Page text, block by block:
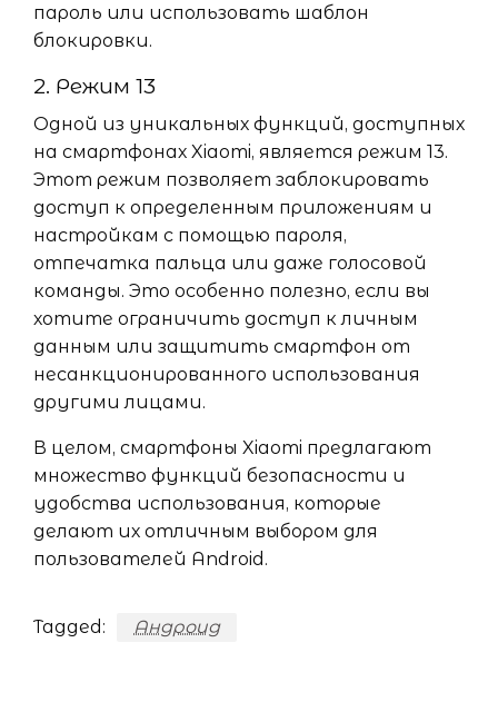
пароль или использовать шаблон
блокировки.
2. Режим 13
Одной из уникальных функций, доступных
на смартфонах Xiaomi, является режим 13.
Этот режим позволяет заблокировать
доступ к определенным приложениям и
настройкам с помощью пароля,
отпечатка пальца или даже голосовой
команды. Это особенно полезно, если вы
хотите ограничить доступ к личным
данным или защитить смартфон от
несанкционированного использования
другими лицами.
В целом, смартфоны Xiaomi предлагают
множество функций безопасности и
удобства использования, которые
делают их отличным выбором для
пользователей Android.
Tagged: Андроид